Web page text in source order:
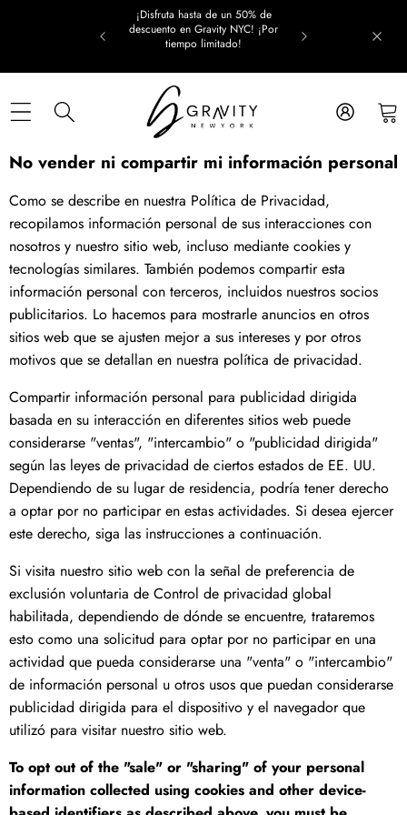
¡Disfruta hasta de un 50% de
descuento en Gravity NYC! ¡Por
tiempo limitado!
No vender ni compartir mi información personal
Como se describe en nuestra Política de Privacidad,
recopilamos información personal de sus interacciones con
nosotros y nuestro sitio web, incluso mediante cookies y
tecnologías similares. También podemos compartir esta
información personal con terceros, incluidos nuestros socios
publicitarios. Lo hacemos para mostrarle anuncios en otros
sitios web que se ajusten mejor a sus intereses y por otros
motivos que se detallan en nuestra política de privacidad.
Compartir información personal para publicidad dirigida
basada en su interacción en diferentes sitios web puede
considerarse "ventas", "intercambio" o "publicidad dirigida"
según las leyes de privacidad de ciertos estados de EE. UU.
Dependiendo de su lugar de residencia, podría tener derecho
a optar por no participar en estas actividades. Si desea ejercer
este derecho, siga las instrucciones a continuación.
Si visita nuestro sitio web con la señal de preferencia de
exclusión voluntaria de Control de privacidad global
habilitada, dependiendo de dónde se encuentre, trataremos
esto como una solicitud para optar por no participar en una
actividad que pueda considerarse una "venta" o "intercambio"
de información personal u otros usos que puedan considerarse
publicidad dirigida para el dispositivo y el navegador que
utilizó para visitar nuestro sitio web.
To opt out of the "sale" or "sharing" of your personal
information collected using cookies and other device-